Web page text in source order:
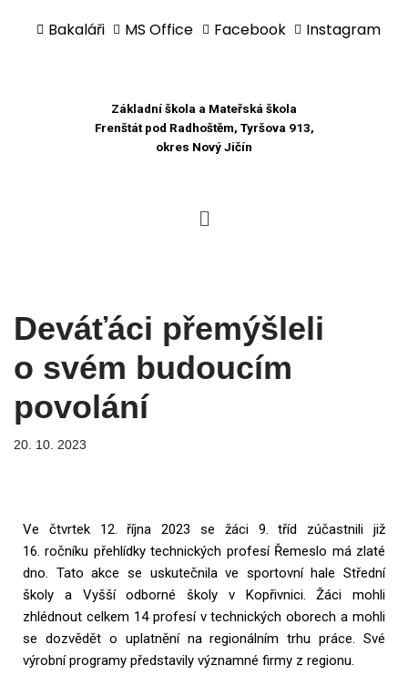
Bakaláři MS Office Facebook Instagram
Základní škola a Mateřská škola
Frenštát pod Radhoštěm, Tyršova 913,
okres Nový Jičín
Deváťáci přemýšleli
o svém budoucím
povolání
20. 10. 2023
Ve čtvrtek 12. října 2023 se žáci 9. tříd zúčastnili již
16. ročníku přehlídky technických profesí Řemeslo má zlaté
dno. Tato akce se uskutečnila ve sportovní hale Střední
školy a Vyšší odborné školy v Kopřivnici. Žáci mohli
zhlédnout celkem 14 profesí v technických oborech a mohli
se dozvědět o uplatnění na regionálním trhu práce. Své
výrobní programy představily významné firmy z regionu.